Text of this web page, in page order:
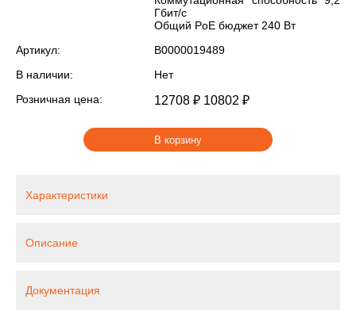
Гбит/с
Общий PoE бюджет 240 Вт
Артикул:
В0000019489
В наличии:
Нет
Розничная цена:
12708 ₽ 10802 ₽
В корзину
Характеристики
Описание
Документация